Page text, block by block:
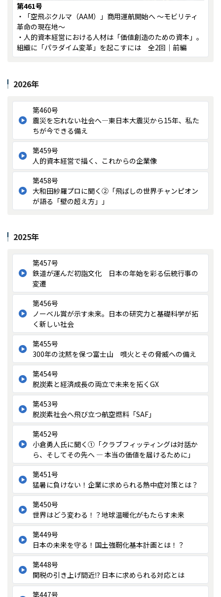
第461号
・「空飛ぶクルマ（AAM）」商用運航開始へ ～モビリティ
革命の現在地～
・人的資本経営における人材は「価値創造のための資本」。
組織に「パラダイム変革」を起こすには 全2回｜前編
2026年
第460号
震災を忘れない社会へ―東日本大震災から15年、私た
ちが今できる備え
第459号
人的資本経営で描く、これからの企業像
第458号
大和田紗羅プロに聞く②「飛ばしの世界チャンピオン
が語る「壁の超え方」」
2025年
第457号
鉄道が運んだ初詣文化 日本の年始を彩る伝統行事の
変遷
第456号
ノーベル賞が示す未来。日本の研究力と基礎科学が拓
く新しい社会
第455号
300年の沈黙を保つ富士山 噴火とその脅威への備え
第454号
脱炭素と経済成長の両立で未来を拓くGX
第453号
脱炭素社会へ飛び立つ航空燃料「SAF」
第452号
小倉勇人氏に聞く①「クラブフィッティングは対話か
ら、そしてその先へ ― 本当の価値を届けるために」
第451号
猛暑に負けない！企業に求められる熱中症対策とは？
第450号
世界はどう変わる！？地球温暖化がもたらす未来
第449号
日本の未来を守る！国土強靭化基本計画とは！？
第448号
関税の引き上げ間近⁉ 日本に求められる対応とは
第447号